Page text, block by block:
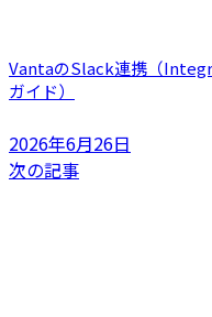
VantaのSlack連携（
ガイド）
2026年6月26日
次の記事